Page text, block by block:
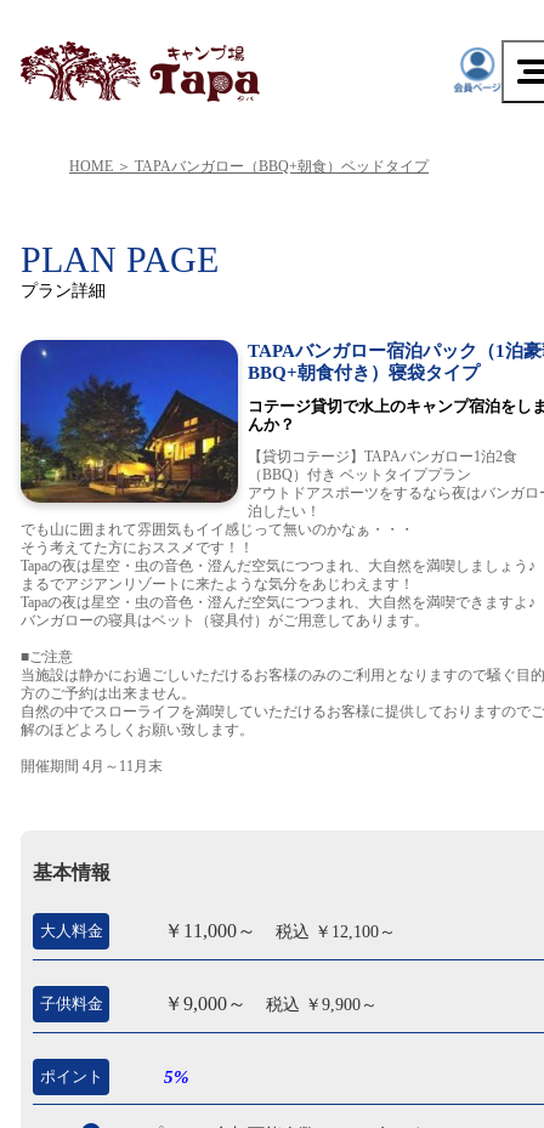
HOME TAPAバンガロー（BBQ+朝食）ベッドタイプ
PLAN PAGE
プラン詳細
TAPAバンガロー宿泊パック（1泊
BBQ+朝食付き）寝袋タイプ
コテージ貸切で水上のキャンプ宿泊をし
んか？
【貸切コテージ】TAPAバンガロー1泊2食
（BBQ）付き ベットタイププラン
アウトドアスポーツをするなら夜はバンガロ
泊したい！
でも山に囲まれて雰囲気もイイ感じって無いのかなぁ・・・
そう考えてた方におススメです！！
Tapaの夜は星空・虫の音色・澄んだ空気につつまれ、大自然を満喫しましょう♪
まるでアジアンリゾートに来たような気分をあじわえます！
Tapaの夜は星空・虫の音色・澄んだ空気につつまれ、大自然を満喫できますよ♪
バンガローの寝具はベット（寝具付）がご用意してあります。
■ご注意
当施設は静かにお過ごしいただけるお客様のみのご利用となりますので騒ぐ目
方のご予約は出来ません。
自然の中でスローライフを満喫していただけるお客様に提供しておりますので
解のほどよろしくお願い致します。
開催期間 4月～11月末
基本情報
大人料金 ￥11,000～ 税込 ￥12,100～
子供料金 ￥9,000～ 税込 ￥9,900～
ポイント 5%